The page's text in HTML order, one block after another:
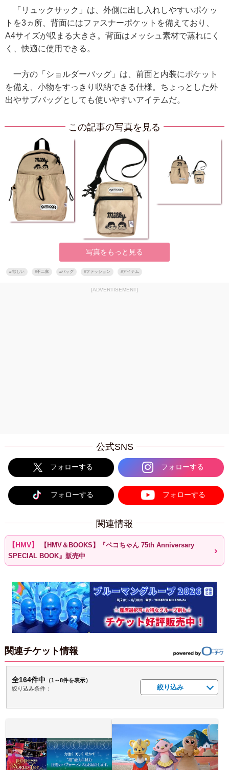
「リュックサック」は、外側に出し入れしやすいポケッ
トを3ヵ所、背面にはファスナーポケットを備えており、
A4サイズが収まる大きさ。背面はメッシュ素材で蒸れにく
く、快適に使用できる。
一方の「ショルダーバッグ」は、前面と内装にポケット
を備え、小物をすっきり収納できる仕様。ちょっとした外
出やサブバッグとしても使いやすいアイテムだ。
この記事の写真を見る
写真をもっと見る
#欲しい #不二家 #バッグ #ファッション #アイテム
[ADVERTISEMENT]
公式SNS
フォローする フォローする
フォローする フォローする
関連情報
【HMV＆BOOKS】『ペコちゃん 75th Anniversary
SPECIAL BOOK』販売中
関連チケット情報
全164件中 （1～8件を表示）
絞り込み条件：
絞り込み